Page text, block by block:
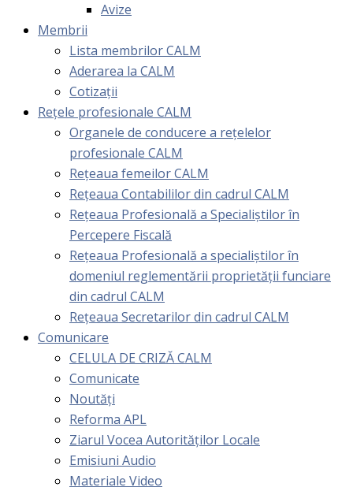
Avize
Membrii
Lista membrilor CALM
Aderarea la CALM
Cotizaţii
Rețele profesionale CALM
Organele de conducere a rețelelor
profesionale CALM
Rețeaua femeilor CALM
Rețeaua Contabililor din cadrul CALM
Rețeaua Profesională a Specialiștilor în
Percepere Fiscală
Reţeaua Profesională a specialiştilor în
domeniul reglementării proprietăţii funciare
din cadrul CALM
Rețeaua Secretarilor din cadrul CALM
Comunicare
CELULA DE CRIZĂ CALM
Comunicate
Noutăți
Reforma APL
Ziarul Vocea Autorităților Locale
Emisiuni Audio
Materiale Video